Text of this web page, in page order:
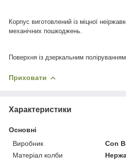
Корпус виготовлений із міцної
механічних пошкоджень.
Поверхня із дзеркальним поліруванням
Приховати
Характеристики
Основні
Виробник
Con
Матеріал колби